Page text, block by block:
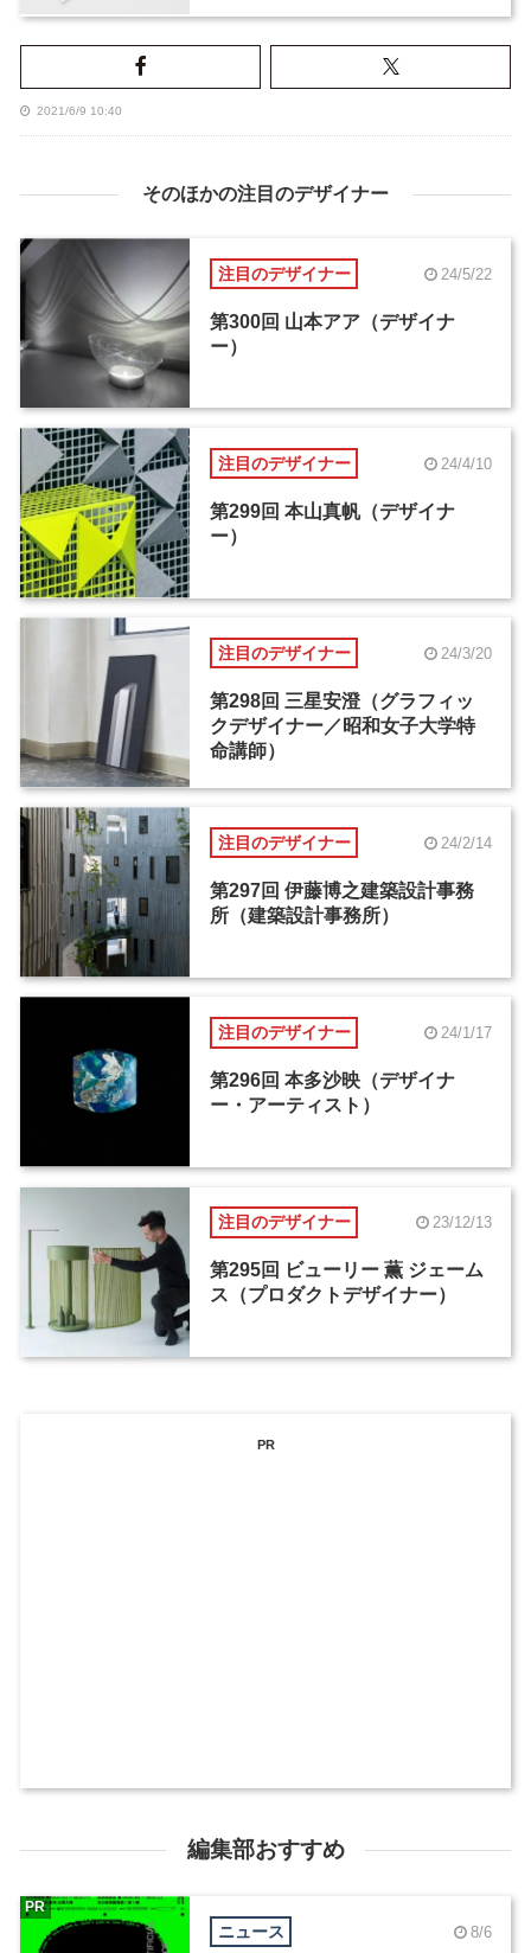
2021/6/9 10:40
そのほかの注目のデザイナー
注目のデザイナー 24/5/22
第300回 山本アア（デザイナ
ー）
注目のデザイナー 24/4/10
第299回 本山真帆（デザイナ
ー）
注目のデザイナー 24/3/20
第298回 三星安澄（グラフィッ
クデザイナー／昭和女子大学特
命講師）
注目のデザイナー 24/2/14
第297回 伊藤博之建築設計事務
所（建築設計事務所）
注目のデザイナー 24/1/17
第296回 本多沙映（デザイナ
ー・アーティスト）
注目のデザイナー 23/12/13
第295回 ビューリー 薫 ジェーム
ス（プロダクトデザイナー）
PR
編集部おすすめ
ニュース 8/6
PR